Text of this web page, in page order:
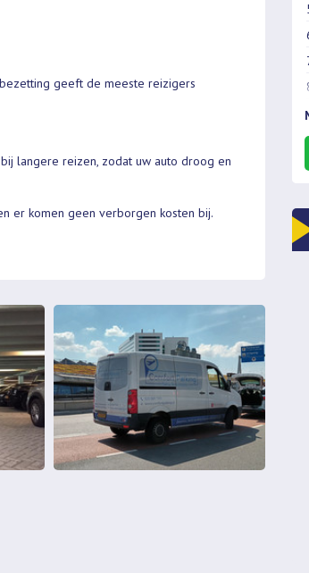
geeft de meeste reizigers
langere reizen, zodat uw auto droog en
er komen geen verborgen kosten bij.